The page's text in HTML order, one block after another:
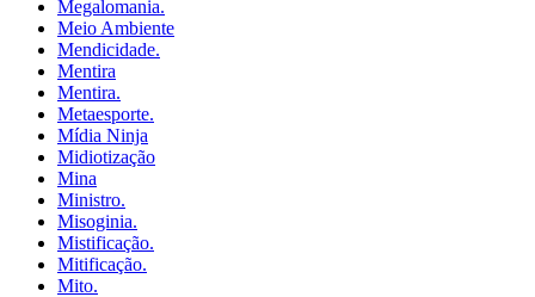
Megalomania.
Meio Ambiente
Mendicidade.
Mentira
Mentira.
Metaesporte.
Mídia Ninja
Midiotização
Mina
Ministro.
Misoginia.
Mistificação.
Mitificação.
Mito.